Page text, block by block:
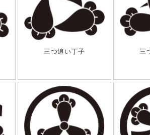
三つ追い丁子 三